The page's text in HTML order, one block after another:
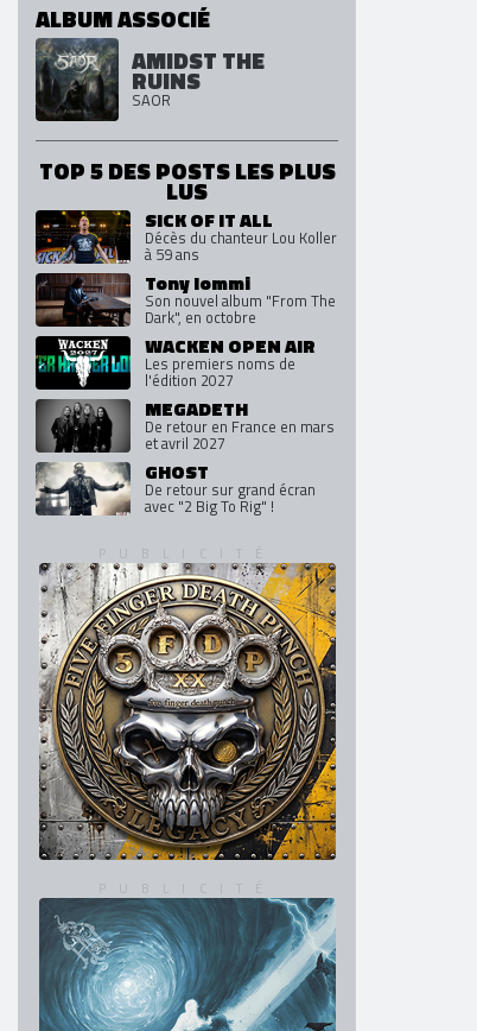
ALBUM ASSOCIÉ
AMIDST THE
RUINS
SAOR
TOP 5 DES POSTS LES PLUS
LUS
SICK OF IT ALL
Décès du chanteur Lou Koller
à 59 ans
Tony Iommi
Son nouvel album "From The
Dark", en octobre
WACKEN OPEN AIR
Les premiers noms de
l'édition 2027
MEGADETH
De retour en France en mars
et avril 2027
GHOST
De retour sur grand écran
avec "2 Big To Rig" !